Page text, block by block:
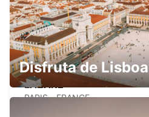
ESTACIÓN DE TREN DE
LAZARE
PARIS - FRANCE
Disfruta de